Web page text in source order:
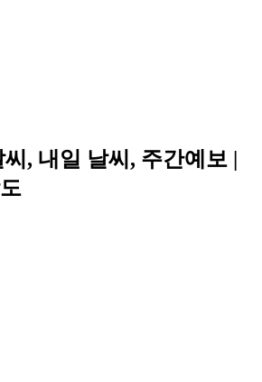
, 내일 날씨, 주간예보 |